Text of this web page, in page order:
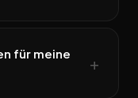
für meine